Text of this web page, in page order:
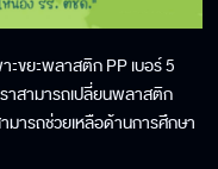
ะขยะพลาสติก PP เบอร์ 5
าสามารถเปลี่ยนพลาสติก
มารถช่วยเหลือด้านการศึกษา